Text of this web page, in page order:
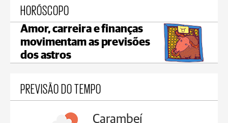
HORÓSCOPO
Amor, carreira e finanças
movimentam as previsões
dos astros
PREVISÃO DO TEMPO
Jaguariaíva